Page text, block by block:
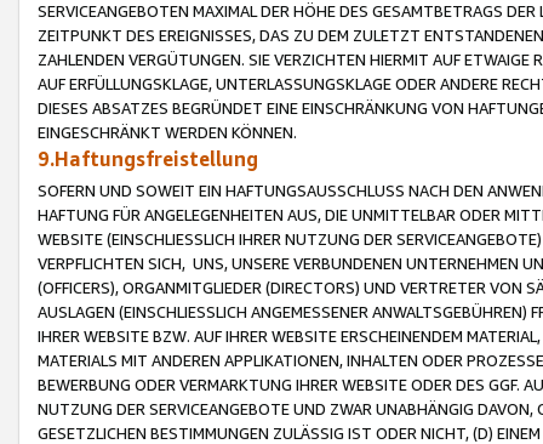
SERVICEANGEBOTEN MAXIMAL DER HÖHE DES GESAMTBETRAGS
ZEITPUNKT DES EREIGNISSES, DAS ZU DEM ZULETZT
ZAHLENDEN VERGÜTUNGEN. SIE VERZICHTEN HIERMIT AUF
AUF ERFÜLLUNGSKLAGE, UNTERLASSUNGSKLAGE ODER ANDERE
DIESES ABSATZES BEGRÜNDET EINE EINSCHRÄNKUNG VON
EINGESCHRÄNKT WERDEN KÖNNEN.
9.Haftungsfreistellung
SOFERN UND SOWEIT EIN HAFTUNGSAUSSCHLUSS NACH DEN
HAFTUNG FÜR ANGELEGENHEITEN AUS, DIE UNMITTELBAR ODER
WEBSITE (EINSCHLIESSLICH IHRER NUTZUNG DER
VERPFLICHTEN SICH, UNS, UNSERE VERBUNDENEN UNTERNEHMEN
(OFFICERS), ORGANMITGLIEDER (DIRECTORS) UND VERTRETER VON
AUSLAGEN (EINSCHLIESSLICH ANGEMESSENER
IHRER WEBSITE BZW. AUF IHRER WEBSITE ERSCHEINENDEM
MATERIALS MIT ANDEREN APPLIKATIONEN, INHALTEN ODER
BEWERBUNG ODER VERMARKTUNG IHRER WEBSITE ODER DES GGF.
NUTZUNG DER SERVICEANGEBOTE UND ZWAR UNABHÄNGIG
GESETZLICHEN BESTIMMUNGEN ZULÄSSIG IST ODER NICHT, (D)